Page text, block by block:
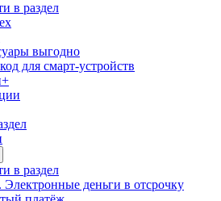
в раздел
выгодно
для смарт-устройств
в раздел
деньги в отсрочку